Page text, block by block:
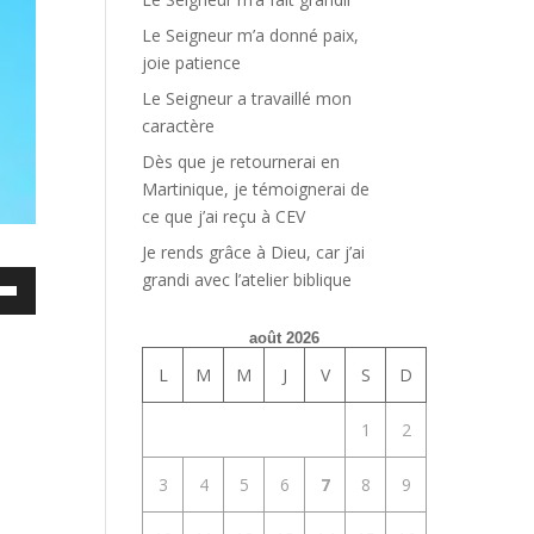
Le Seigneur m’a donné paix,
joie patience
Le Seigneur a travaillé mon
caractère
Dès que je retournerai en
Martinique, je témoignerai de
ce que j’ai reçu à CEV
Je rends grâce à Dieu, car j’ai
grandi avec l’atelier biblique
août 2026
L M M J V S D
1 2
3 4 5 6 7 8 9